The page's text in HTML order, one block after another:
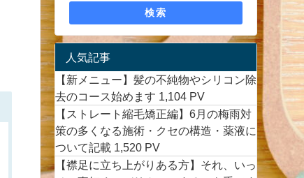
検索
人気記事
【新メニュー】髪の不純物やシリコン除
去のコース始めます 1,104 PV
【ストレート縮毛矯正編】6月の梅雨対
策の多くなる施術・クセの構造・薬液に
ついて記載 1,520 PV
【襟足に立ち上がりある方】それ、いっ